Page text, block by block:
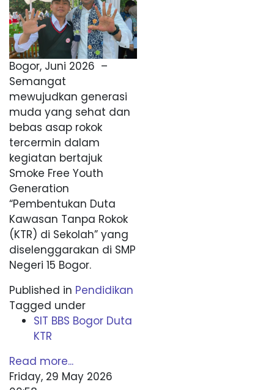
Bogor, Juni 2026 –
Semangat
mewujudkan generasi
muda yang sehat dan
bebas asap rokok
tercermin dalam
kegiatan bertajuk
Smoke Free Youth
Generation
“Pembentukan Duta
Kawasan Tanpa Rokok
(KTR) di Sekolah” yang
diselenggarakan di SMP
Negeri 15 Bogor.
Published in Pendidikan
Tagged under
SIT BBS Bogor Duta
KTR
Read more...
Friday, 29 May 2026